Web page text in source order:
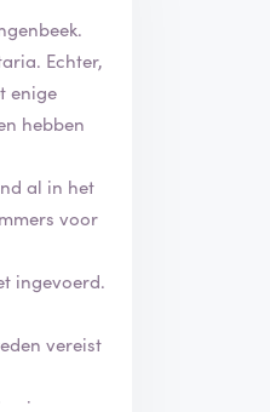
Echter,
enige
hebben
al in het
voor
ingevoerd.
vereist
van